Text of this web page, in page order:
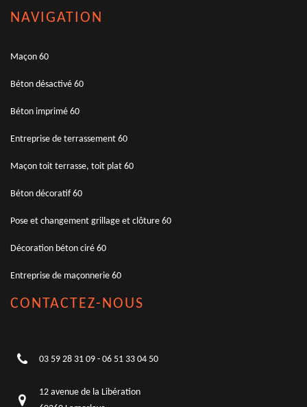
NAVIGATION
Maçon 60
Béton désactivé 60
Béton imprimé 60
Entreprise de terrassement 60
Maçon toit terrasse, toit plat 60
Béton décoratif 60
Pose et changement grillage et clôture 60
Décoration béton ciré 60
Entreprise de maçonnerie 60
CONTACTEZ-NOUS
03 59 28 31 09 - 06 51 33 04 50
12 avenue de la Libération